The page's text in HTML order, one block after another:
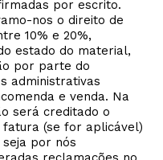
por escrito.
nos o direito de
10% e 20%,
estado do material,
por parte do
administrativas
e venda. Na
será creditado o
(se for aplicável)
por nós